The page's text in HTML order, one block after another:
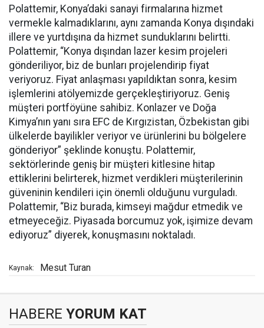
Polattemir, Konya’daki sanayi firmalarına hizmet
vermekle kalmadıklarını, aynı zamanda Konya dışındaki
illere ve yurtdışına da hizmet sunduklarını belirtti.
Polattemir, “Konya dışından lazer kesim projeleri
gönderiliyor, biz de bunları projelendirip fiyat
veriyoruz. Fiyat anlaşması yapıldıktan sonra, kesim
işlemlerini atölyemizde gerçekleştiriyoruz. Geniş
müşteri portföyüne sahibiz. Konlazer ve Doğa
Kimya’nın yanı sıra EFC de Kırgızistan, Özbekistan gibi
ülkelerde bayilikler veriyor ve ürünlerini bu bölgelere
gönderiyor” şeklinde konuştu. Polattemir,
sektörlerinde geniş bir müşteri kitlesine hitap
ettiklerini belirterek, hizmet verdikleri müşterilerinin
güveninin kendileri için önemli olduğunu vurguladı.
Polattemir, “Biz burada, kimseyi mağdur etmedik ve
etmeyeceğiz. Piyasada borcumuz yok, işimize devam
ediyoruz” diyerek, konuşmasını noktaladı.
Kaynak: Mesut Turan
HABERE YORUM KAT